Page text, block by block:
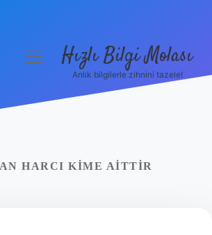
menüyüHızlı Bilgi Molası
Anlık bilgilerle zihnini tazele!
HARCI KIME AITTIR